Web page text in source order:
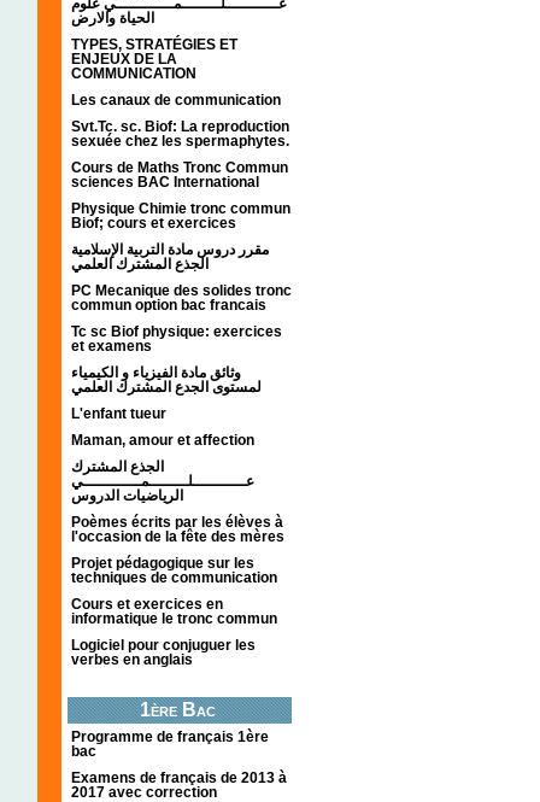
عـــــــــــلــــــــمــــــــــــي علوم
الحياة والارض
TYPES, STRATÉGIES ET
ENJEUX DE LA
COMMUNICATION
Les canaux de communication
Svt.Tc. sc. Biof: La reproduction
sexuée chez les spermaphytes.
Cours de Maths Tronc Commun
sciences BAC International
Physique Chimie tronc commun
Biof; cours et exercices
مقرر دروس مادة التربية الإسلامية
الجذع المشترك العلمي
PC Mecanique des solides tronc
commun option bac francais
Tc sc Biof physique: exercices
et examens
وثائق مادة الفيزياء و الكيمياء
L'enfant tueur
Maman, amour et affection
الجذع المشترك
عـــــــــــلــــــــمــــــــــــي
الرياضيات الدروس
Poèmes écrits par les élèves à
l'occasion de la fête des mères
Projet pédagogique sur les
techniques de communication
Cours et exercices en
informatique le tronc commun
Logiciel pour conjuguer les
verbes en anglais
1ère Bac
Programme de français 1ère
bac
Examens de français de 2013 à
2017 avec correction